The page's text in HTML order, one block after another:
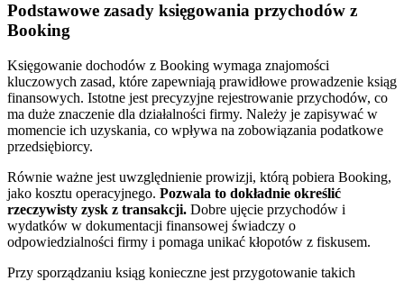
Podstawowe zasady księgowania przychodów z
Booking
Księgowanie dochodów z Booking wymaga znajomości
kluczowych zasad, które zapewniają prawidłowe prowadzenie ksiąg
finansowych. Istotne jest precyzyjne rejestrowanie przychodów, co
ma duże znaczenie dla działalności firmy. Należy je zapisywać w
momencie ich uzyskania, co wpływa na zobowiązania podatkowe
przedsiębiorcy.
Równie ważne jest uwzględnienie prowizji, którą pobiera Booking,
jako kosztu operacyjnego. Pozwala to dokładnie określić
rzeczywisty zysk z transakcji. Dobre ujęcie przychodów i
wydatków w dokumentacji finansowej świadczy o
odpowiedzialności firmy i pomaga unikać kłopotów z fiskusem.
Przy sporządzaniu ksiąg konieczne jest przygotowanie takich